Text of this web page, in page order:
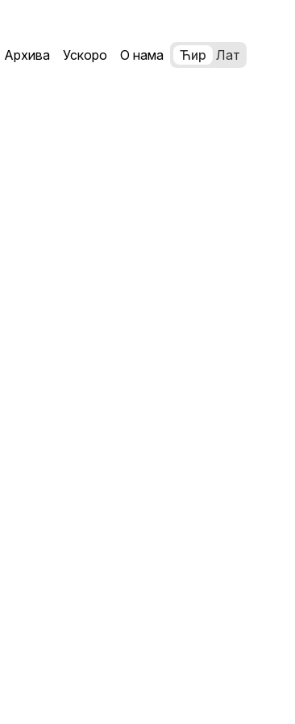
Архива Ускоро О нама Ћир Лат